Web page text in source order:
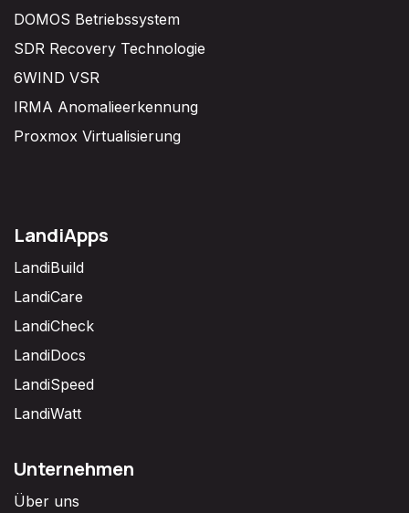
DOMOS Betriebssystem
SDR Recovery Technologie
6WIND VSR
IRMA Anomalieerkennung
Proxmox Virtualisierung
LandiApps
LandiBuild
LandiCare
LandiCheck
LandiDocs
LandiSpeed
LandiWatt
Unternehmen
Über uns